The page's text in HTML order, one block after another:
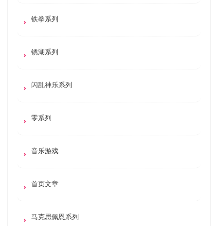
铁拳系列
锈湖系列
闪乱神乐系列
零系列
音乐游戏
首页文章
马克思佩恩系列